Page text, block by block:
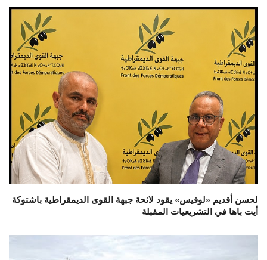
لحسن أقديم «لوفيس» يقود لائحة جبهة القوى الديمقراطية باشتوكة
أيت باها في التشريعيات المقبلة